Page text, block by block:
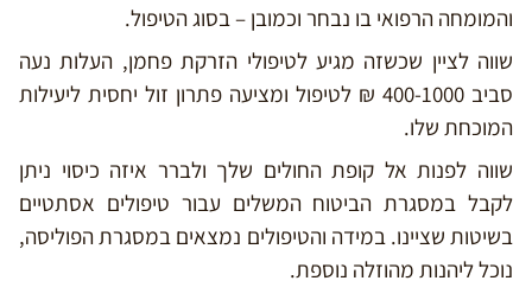
והמומחה הרפואי בו נבחר וכמובן – בסוג הטיפול.
שווה לציין שכשזה מגיע לטיפולי הזרקת פחמן, העלות נעה
סביב 400-1000 ₪ לטיפול ומציעה פתרון זול יחסית ליעילות
המוכחת שלו.
שווה לפנות אל קופת החולים שלך ולברר איזה כיסוי ניתן
לקבל במסגרת הביטוח המשלים עבור טיפולים אסתטיים
בשיטות שציינו. במידה והטיפולים נמצאים במסגרת הפוליסה,
נוכל ליהנות מהוזלה נוספת.